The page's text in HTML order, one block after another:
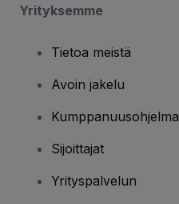
Yrityksemme
Tietoa meistä
Avoin jakelu
Kumppanuusohjelma
Sijoittajat
Yrityspalvelun